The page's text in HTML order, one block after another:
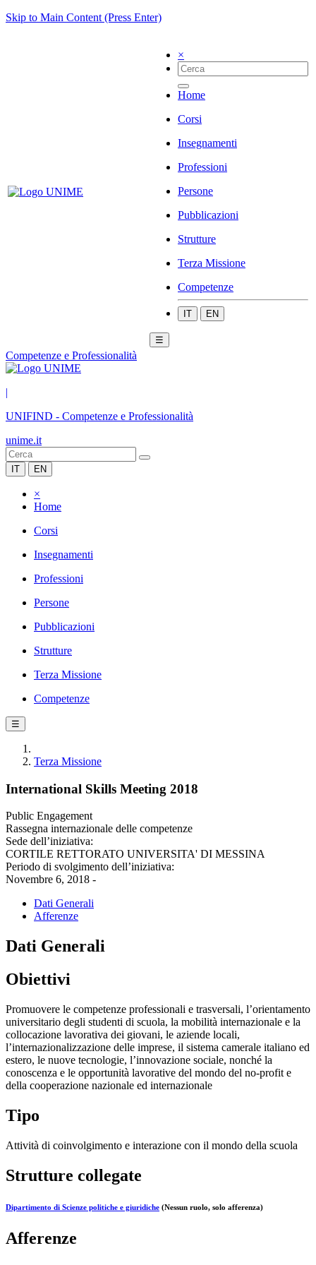
Skip to Main Content (Press Enter)
×
Home
Corsi
Insegnamenti
Professioni
Persone
Pubblicazioni
Strutture
Terza Missione
Competenze
IT EN
☰
Competenze e Professionalità
|
UNIFIND - Competenze e Professionalità
unime.it
IT EN
×
Home
Corsi
Insegnamenti
Professioni
Persone
Pubblicazioni
Strutture
Terza Missione
Competenze
☰
Terza Missione
International Skills Meeting 2018
Public Engagement
Rassegna internazionale delle competenze
Sede dell’iniziativa:
CORTILE RETTORATO UNIVERSITA' DI MESSINA
Periodo di svolgimento dell’iniziativa:
Novembre 6, 2018 -
Dati Generali
Afferenze
Dati Generali
Obiettivi
Promuovere le competenze professionali e trasversali, l’orientamento
universitario degli studenti di scuola, la mobilità internazionale e la
collocazione lavorativa dei giovani, le aziende locali,
l’internazionalizzazione delle imprese, il sistema camerale italiano ed
estero, le nuove tecnologie, l’innovazione sociale, nonché la
conoscenza e le opportunità lavorative del mondo del no-profit e
della cooperazione nazionale ed internazionale
Tipo
Attività di coinvolgimento e interazione con il mondo della scuola
Strutture collegate
Dipartimento di Scienze politiche e giuridiche (Nessun ruolo, solo afferenza)
Afferenze